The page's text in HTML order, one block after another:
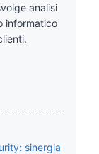
analisi
informatico
sinergia